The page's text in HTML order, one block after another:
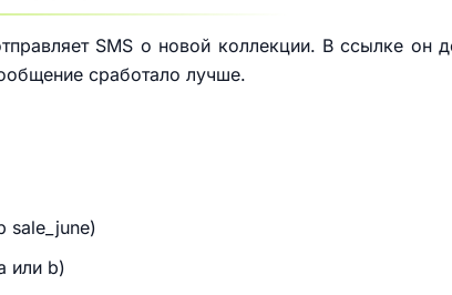
SMS о новой коллекции. В ссылке он
сработало лучше.
sale_june)
или b)